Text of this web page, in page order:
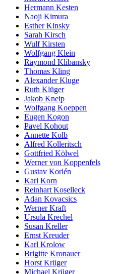
Hermann Kesten
Naoji Kimura
Esther Kinsky
Sarah Kirsch
Wulf Kirsten
Wolfgang Klein
Raymond Klibansky
Thomas Kling
Alexander Kluge
Ruth Klüger
Jakob Kneip
Wolfgang Koeppen
Eugen Kogon
Pavel Kohout
Annette Kolb
Alfred Kolleritsch
Gottfried Kölwel
Werner von Koppenfels
Gustav Korlén
Karl Korn
Reinhart Koselleck
Adan Kovacsics
Werner Kraft
Ursula Krechel
Susan Kreller
Ernst Kreuder
Karl Krolow
Brigitte Kronauer
Horst Krüger
Michael Krüger